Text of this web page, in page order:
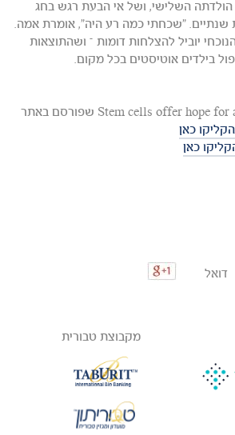
הולדתה השלישי, ושל אי הבעת רגש בחג
שנתיים. "שכחתי כמה רע היה", אומרת אמה.
יוביל להצלחות דומות – ושהתוצאות
בילדים אוטיסטים בכל מקום.
לכתבה המלאה Stem cells offer hope for autism שפורסם באתר
הקליקו כאן
כאן
דואל
מקבוצת טבורית